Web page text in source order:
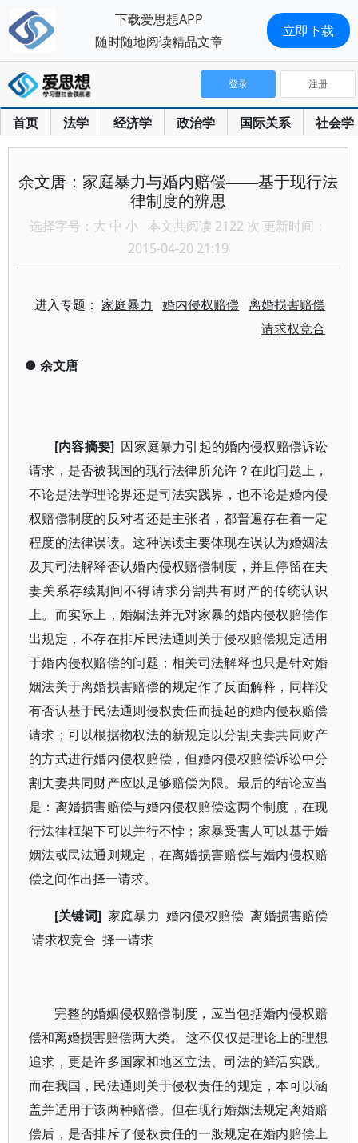
首页 法学 经济学 政治学 国际关系 社会学
登录 注册
余文唐：家庭暴力与婚内赔偿——基于现行法
律制度的辨思
选择字号： 大 中 小 本文共阅读 2122 次 更新时间：
2015-04-20 21:19
进入专题：家庭暴力 婚内侵权赔偿 离婚损害赔偿
请求权竞合
● 余文唐
[内容摘要] 因家庭暴力引起的婚内侵权赔偿诉讼
请求，是否被我国的现行法律所允许？在此问题上，
不论是法学理论界还是司法实践界，也不论是婚内侵
权赔偿制度的反对者还是主张者，都普遍存在着一定
程度的法律误读。这种误读主要体现在误认为婚姻法
及其司法解释否认婚内侵权赔偿制度，并且停留在夫
妻关系存续期间不得请求分割共有财产的传统认识
上。而实际上，婚姻法并无对家暴的婚内侵权赔偿作
出规定，不存在排斥民法通则关于侵权赔偿规定适用
于婚内侵权赔偿的问题；相关司法解释也只是针对婚
姻法关于离婚损害赔偿的规定作了反面解释，同样没
有否认基于民法通则侵权责任而提起的婚内侵权赔偿
请求；可以根据物权法的新规定以分割夫妻共同财产
的方式进行婚内侵权赔偿，但婚内侵权赔偿诉讼中分
割夫妻共同财产应以足够赔偿为限。最后的结论应当
是：离婚损害赔偿与婚内侵权赔偿这两个制度，在现
行法律框架下可以并行不悖；家暴受害人可以基于婚
姻法或民法通则规定，在离婚损害赔偿与婚内侵权赔
偿之间作出择一请求。
[关键词] 家庭暴力 婚内侵权赔偿 离婚损害赔偿
请求权竞合 择一请求
完整的婚姻侵权赔偿制度，应当包括婚内侵权赔
偿和离婚损害赔偿两大类。 这不仅仅是理论上的理想
追求，更是许多国家和地区立法、司法的鲜活实践。
而在我国，民法通则关于侵权责任的规定，本可以涵
盖并适用于该两种赔偿。但在现行婚姻法规定离婚赔
偿后，是否排斥了侵权责任的一般规定在婚内赔偿上
下载爱思想APP
随时随地阅读精品文章
立即下载